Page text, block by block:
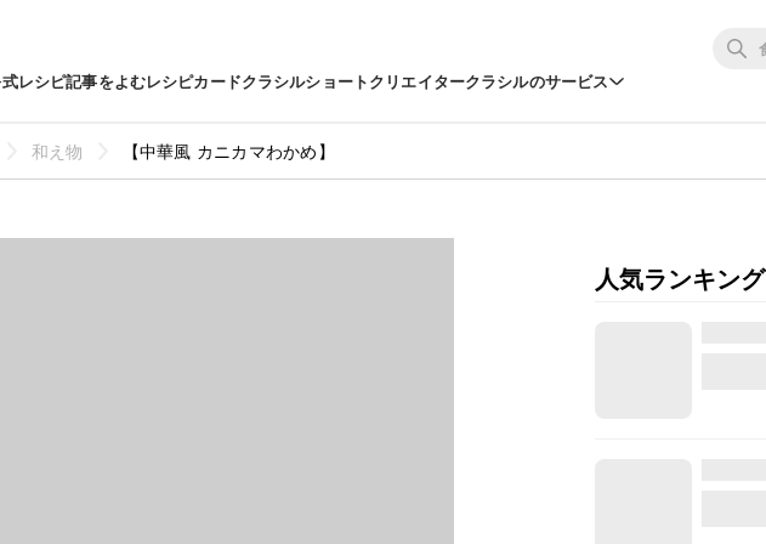
レシピ記事をよむレシピカードクラシルショートクリエイタークラシルのサービス
和え物 【中華風 カニカマわかめ】
人気ランキング